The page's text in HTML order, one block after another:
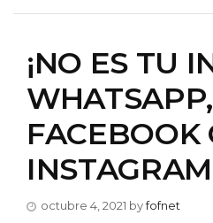
¡NO ES TU
WHATSAPP,
FACEBOOK
octubre 4, 2021 byfofnet